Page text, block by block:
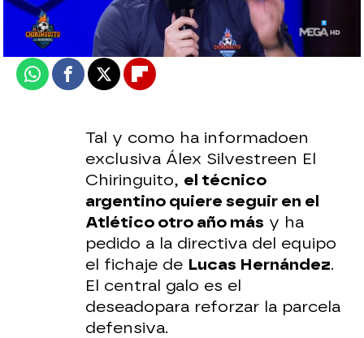
Actualizado:28 de octubre de 2022, 06:00
Publicado:
28 de octubre de 2022, 02:27
WhatsappFacebook
X Flipboard
Tal y como ha informadoen
exclusiva Álex Silvestreen El
Chiringuito, el técnico
argentino quiere seguir en el
Atlético otro año más y ha
pedido a la directiva del equipo
el fichaje de Lucas Hernández.
El central galo es el
deseadopara reforzar la parcela
defensiva.